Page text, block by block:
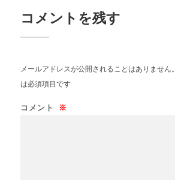
コメントを残す
メールアドレスが公開されることはありません。
は必須項目です
コメント ※